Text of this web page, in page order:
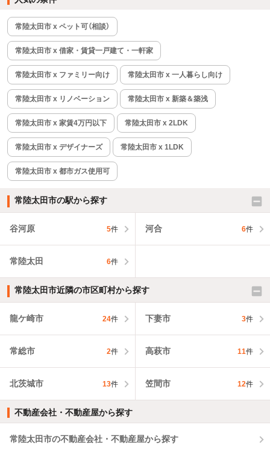
常陸太田市 x ペット可（相談）
常陸太田市 x 借家・賃貸一戸建て・一軒家
常陸太田市 x ファミリー向け 常陸太田市 x 一人暮らし向け
常陸太田市 x リノベーション 常陸太田市 x 新築＆築浅
常陸太田市 x 家賃4万円以下 常陸太田市 x 2LDK
常陸太田市 x デザイナーズ 常陸太田市 x 1LDK
常陸太田市 x 都市ガス使用可
常陸太田市の駅から探す
谷河原 5件 河合 6件
常陸太田 6件
常陸太田市近隣の市区町村から探す
龍ケ崎市 24件 下妻市 3件
常総市 2件 高萩市 11件
北茨城市 13件 笠間市 12件
不動産会社・不動産屋から探す
常陸太田市の不動産会社・不動産屋から探す